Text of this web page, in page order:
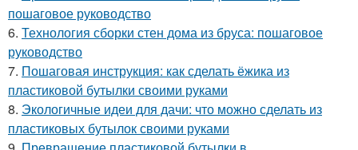
пошаговое руководство
6. Технология сборки стен дома из бруса: пошаговое
руководство
7. Пошаговая инструкция: как сделать ёжика из
пластиковой бутылки своими руками
8. Экологичные идеи для дачи: что можно сделать из
пластиковых бутылок своими руками